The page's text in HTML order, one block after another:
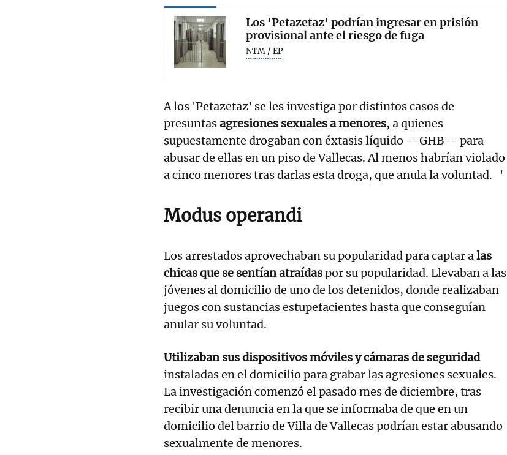
Los 'Petazetaz' podrían ingresar en prisión
provisional ante el riesgo de fuga
NTM / EP
A los 'Petazetaz' se les investiga por distintos casos de
presuntasagresiones sexuales a menores, a quienes
supuestamente drogaban con éxtasis líquido --GHB-- para
abusar de ellas en un piso de Vallecas. Al menos habrían violado
a cinco menores tras darlas esta droga, que anula la voluntad. '
Modus operandi
Los arrestados aprovechaban su popularidad para captar alas
chicas que se sentían atraídaspor su popularidad. Llevaban a las
jóvenes al domicilio de uno de los detenidos, donde realizaban
juegos con sustancias estupefacientes hasta que conseguían
anular su voluntad.
Utilizaban sus dispositivos móviles y cámaras de seguridad
instaladas en el domicilio para grabar las agresiones sexuales.
La investigación comenzó el pasado mes de diciembre, tras
recibir una denuncia en la que se informaba de que en un
domicilio del barrio de Villa de Vallecas podrían estar abusando
sexualmente de menores.